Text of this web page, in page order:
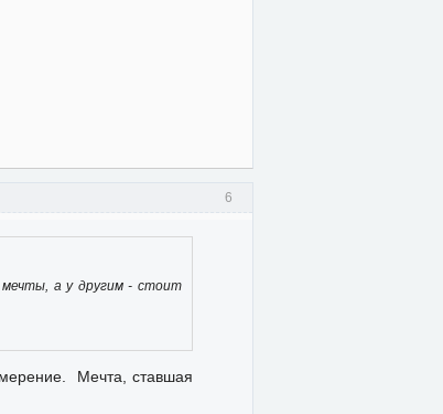
6
мечты, а у другим - стоит
Мечта, ставшая